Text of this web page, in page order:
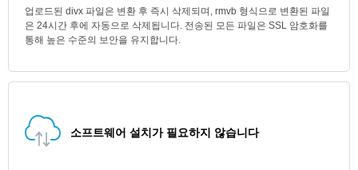
업로드된 divx 파일은 변환 후 즉시 삭제되며, rmvb 형식으로 변환된 파일
은 24시간 후에 자동으로 삭제됩니다. 전송된 모든 파일은 SSL 암호화를
통해 높은 수준의 보안을 유지합니다.
소프트웨어 설치가 필요하지 않습니다